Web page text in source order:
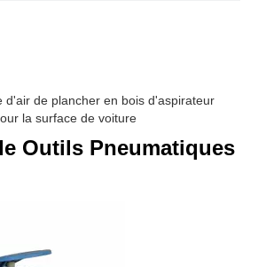
d'air de plancher en bois d'aspirateur
la surface de voiture
Outils Pneumatiques